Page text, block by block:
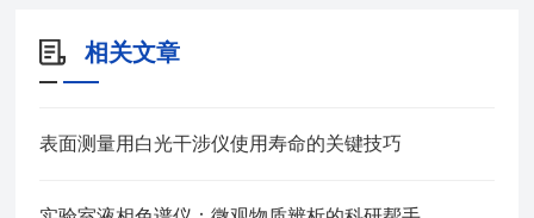
相关文章
表面测量用白光干涉仪使用寿命的关键技巧